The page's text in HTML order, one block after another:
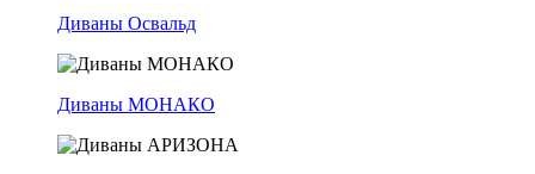
Диваны Освальд
Диваны МОНАКО